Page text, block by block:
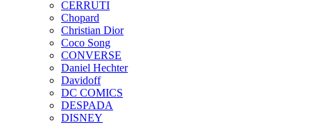
CERRUTI
Chopard
Christian Dior
Coco Song
CONVERSE
Daniel Hechter
Davidoff
DC COMICS
DESPADA
DISNEY